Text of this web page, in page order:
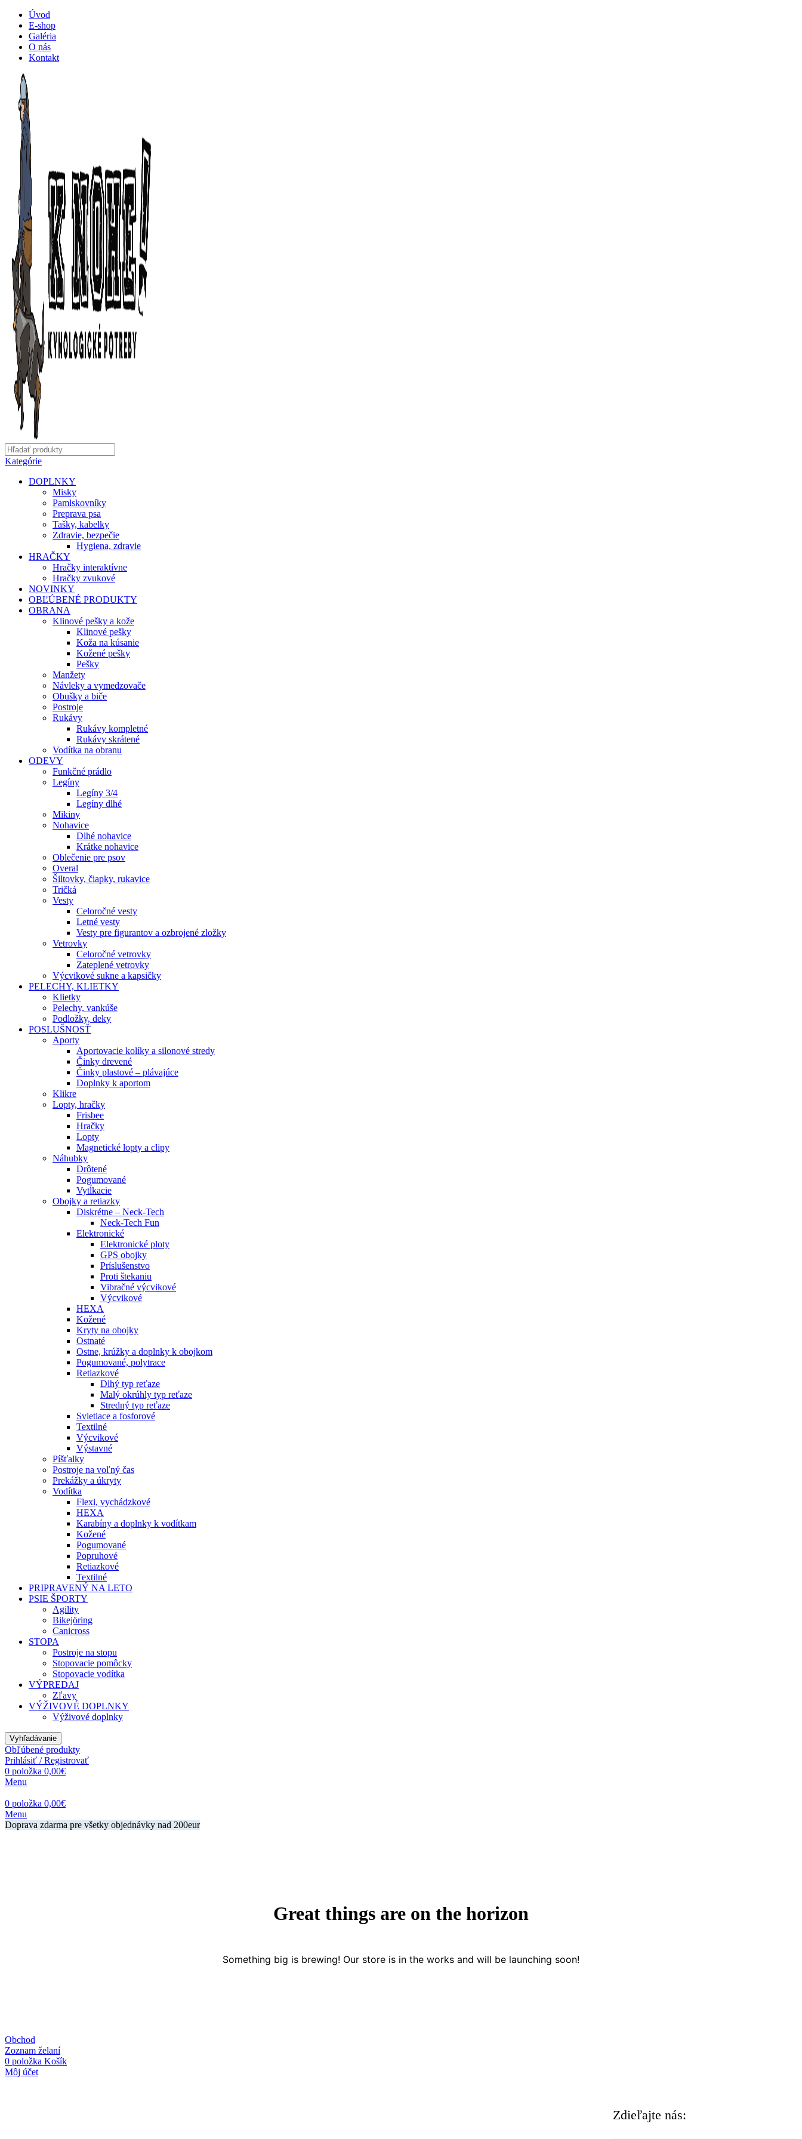
Úvod
E-shop
Galéria
O nás
Kontakt
Kategórie
DOPLNKY
Misky
Pamlskovníky
Preprava psa
Tašky, kabelky
Zdravie, bezpečie
Hygiena, zdravie
HRAČKY
Hračky interaktívne
Hračky zvukové
NOVINKY
OBĽÚBENÉ PRODUKTY
OBRANA
Klinové pešky a kože
Klinové pešky
Koža na kúsanie
Kožené pešky
Pešky
Manžety
Návleky a vymedzovače
Obušky a biče
Postroje
Rukávy
Rukávy kompletné
Rukávy skrátené
Vodítka na obranu
ODEVY
Funkčné prádlo
Legíny
Legíny 3/4
Legíny dlhé
Mikiny
Nohavice
Dlhé nohavice
Krátke nohavice
Oblečenie pre psov
Overal
Šiltovky, čiapky, rukavice
Tričká
Vesty
Celoročné vesty
Letné vesty
Vesty pre figurantov a ozbrojené zložky
Vetrovky
Celoročné vetrovky
Zateplené vetrovky
Výcvikové sukne a kapsičky
PELECHY, KLIETKY
Klietky
Pelechy, vankúše
Podložky, deky
POSLUŠNOSŤ
Aporty
Aportovacie kolíky a silonové stredy
Činky drevené
Činky plastové – plávajúce
Doplnky k aportom
Klikre
Lopty, hračky
Frisbee
Hračky
Lopty
Magnetické lopty a clipy
Náhubky
Drôtené
Pogumované
Vytĺkacie
Obojky a retiazky
Diskrétne – Neck-Tech
Neck-Tech Fun
Elektronické
Elektronické ploty
GPS obojky
Príslušenstvo
Proti štekaniu
Vibračné výcvikové
Výcvikové
HEXA
Kožené
Kryty na obojky
Ostnaté
Ostne, krúžky a doplnky k obojkom
Pogumované, polytrace
Retiazkové
Dlhý typ reťaze
Malý okrúhly typ reťaze
Stredný typ reťaze
Svietiace a fosforové
Textilné
Výcvikové
Výstavné
Píšťalky
Postroje na voľný čas
Prekážky a úkryty
Vodítka
Flexi, vychádzkové
HEXA
Karabíny a doplnky k vodítkam
Kožené
Pogumované
Popruhové
Retiazkové
Textilné
PRIPRAVENÝ NA LETO
PSIE ŠPORTY
Agility
Bikejöring
Canicross
STOPA
Postroje na stopu
Stopovacie pomôcky
Stopovacie vodítka
VÝPREDAJ
Zľavy
VÝŽIVOVÉ DOPLNKY
Výživové doplnky
Vyhľadávanie
Obľúbené produkty
Prihlásiť / Registrovať
0 položka 0,00€
Menu
0 položka 0,00€
Menu
Doprava zdarma pre všetky objednávky nad 200eur
Great things are on the horizon
Something big is brewing! Our store is in the works and will be launching soon!
Obchod
Zoznam želaní
0 položka Košík
Môj účet
Zdieľajte nás: